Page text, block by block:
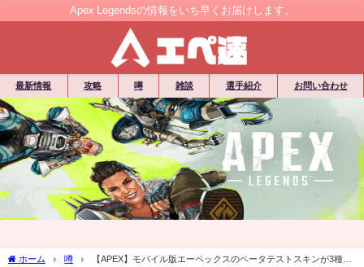
Apex Legendsの情報をいち早くお届けします。
最新情報 攻略 噂 雑談 選手紹介 お問い合わせ
ホーム 噂
【APEX】モバイル版エーペックスのベータテストスキンが3種類